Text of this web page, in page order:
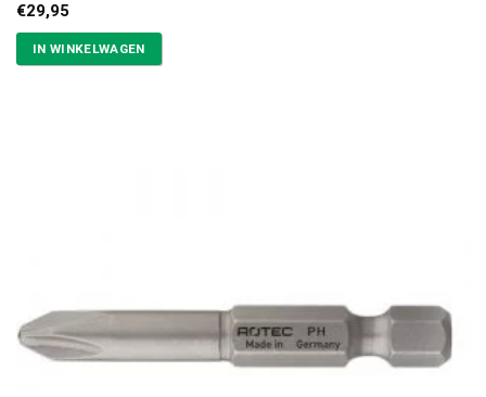
€29,95
IN WINKELWAGEN